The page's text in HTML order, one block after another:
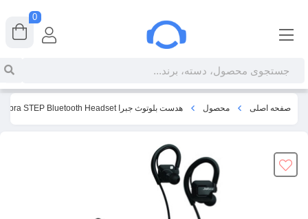
صفحه اصلی محصول هدست بلوتوث جبرا Jabra STEP Bluetooth Headset
0